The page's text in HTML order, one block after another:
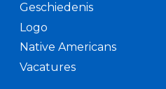
Geschiedenis
Logo
Native Americans
Vacatures